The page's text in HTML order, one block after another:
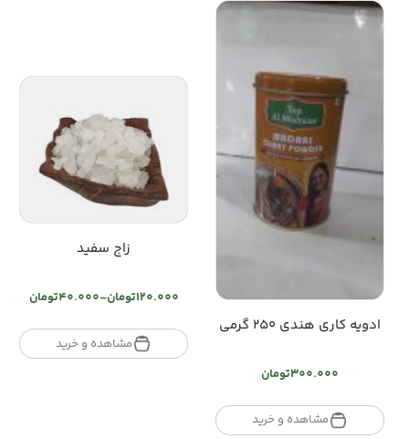
ادویه کاری هندی ۲۵۰ گرمی
تومان300.000
مشاهده و خرید
زاج سفید
تومان120.000
– تومان40.000
Price
تومان40.000
through
مشاهده و خرید